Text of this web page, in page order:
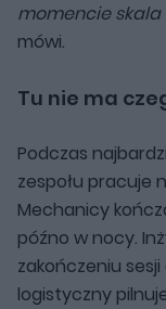
momencie
mówi.
Tu nie ma
Podczas
zespołu pracuje
Mechanicy
późno w nocy.
zakończeniu
logistyczny